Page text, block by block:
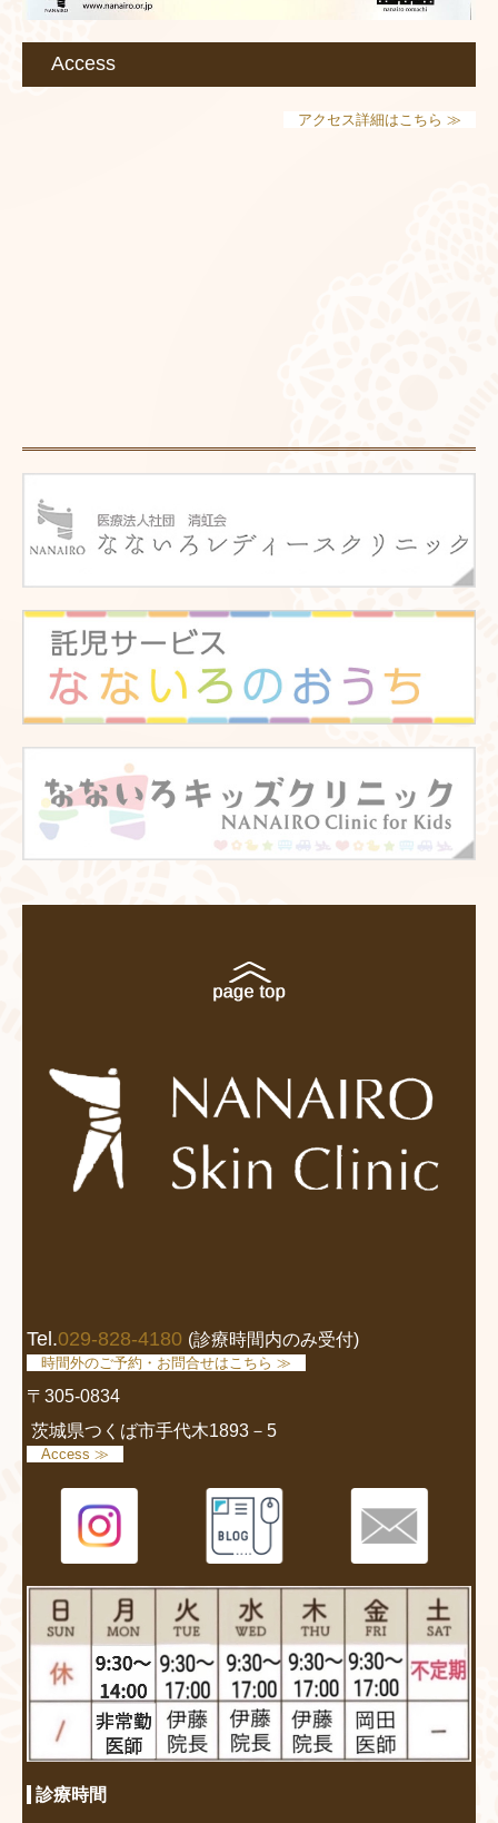
Access
アクセス詳細はこちら ≫
Tel.029-828-4180 (診療時間内のみ受付)
時間外のご予約・お問合せはこちら ≫
〒305-0834
茨城県つくば市手代木1893－5
Access ≫
診療時間